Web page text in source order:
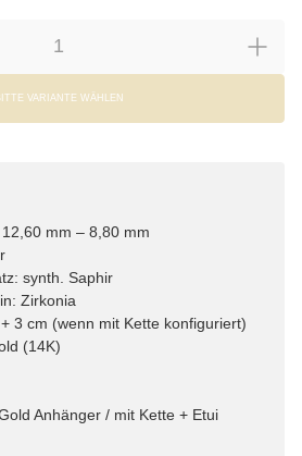
VARIANTE WÄHLEN
mm – 8,80 mm
synth. Saphir
Zirkonia
3 cm (wenn mit Kette konfiguriert)
(14K)
Anhänger / mit Kette + Etui